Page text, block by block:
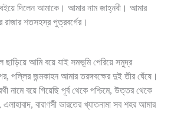
দিলেন আমাকে। আমার নাম জাহ্নবী। আমার
শতসহস্র পুত্রবর্গের।
ছাড়িয়ে আমি বয়ে যাই সমভূমি পেরিয়ে সমুদ্র
জন্মকাহন আমার তরঙ্গবক্ষের দুই তীর ঘেঁষে।
নামে বয়ে গিয়েছি পূর্ব থেকে পশ্চিমে, উত্তর থেকে
বারাণসী ভারতের খ্যাতনামা সব শহর আমার